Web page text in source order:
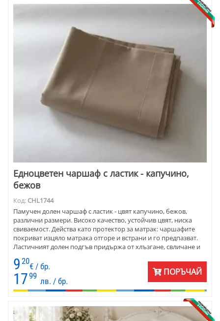
Едноцветен чаршаф с ластик - капучино,
бежов
Код: CHL1744
Памучен долен чаршаф с ластик - цвят капучино, бежов,
различни размери. Високо качество, устойчив цвят, ниска
свиваемост. Действа като протектор за матрак: чаршафите
покриват изцяло матрака отгоре и встрани и го предпазват.
Ластичният долен подгъв придържа от хлъзгане, свличане и
9 20
€ / бр.
1799
лв. / бр.
ПОРЪЧАЙ